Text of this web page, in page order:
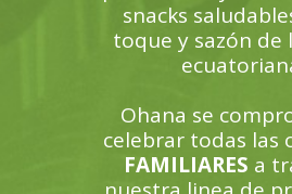
snacks
toque y sazón de
Ohana se
celebrar todas las
FAMILIARES a